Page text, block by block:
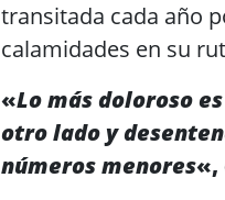
transitada cada año
calamidades en su
«Lo más doloroso
otro lado y
números menores«,